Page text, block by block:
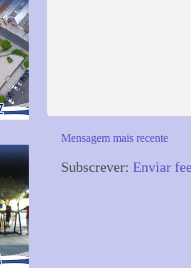
Mensagem mais recente
Subscrever: Enviar